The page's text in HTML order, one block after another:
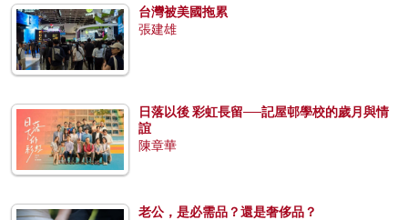
台灣被美國拖累
張建雄
日落以後 彩虹長留──記屋邨學校的歲月與情
誼
陳章華
老公，是必需品？還是奢侈品？